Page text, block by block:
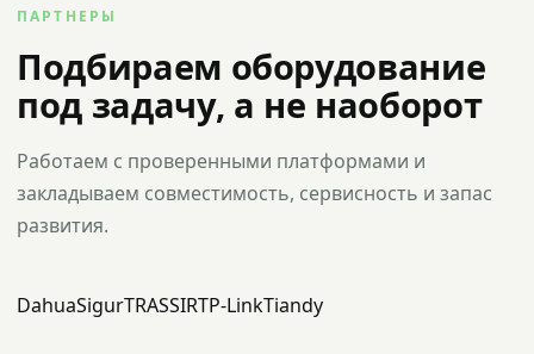
ПАРТНЕРЫ
Подбираем оборудование
под задачу, а не наоборот
Работаем с проверенными платформами и
закладываем совместимость, сервисность и запас
развития.
DahuaSigurTRASSIRTP-LinkTiandy